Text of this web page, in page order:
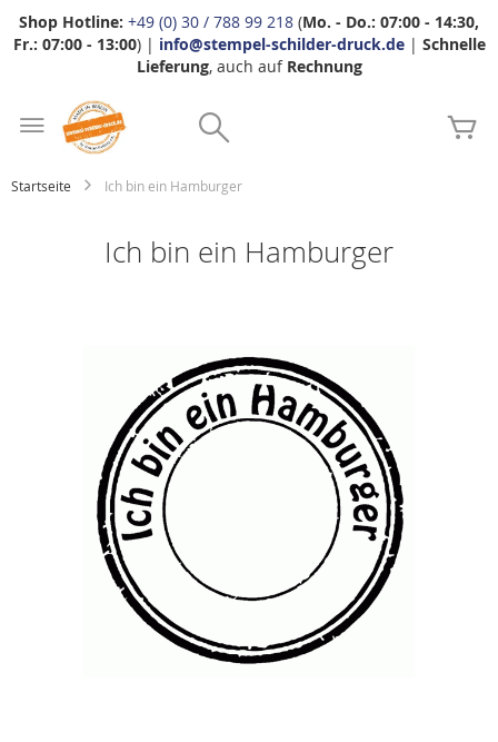
Shop Hotline: +49 (0) 30 / 788 99 218 (Mo. - Do.: 07:00 - 14:30,
Fr.: 07:00 - 13:00) | info@stempel-schilder-druck.de| Schnelle
Lieferung, auch auf Rechnung
Startseite Ich bin ein Hamburger
Ich bin ein Hamburger